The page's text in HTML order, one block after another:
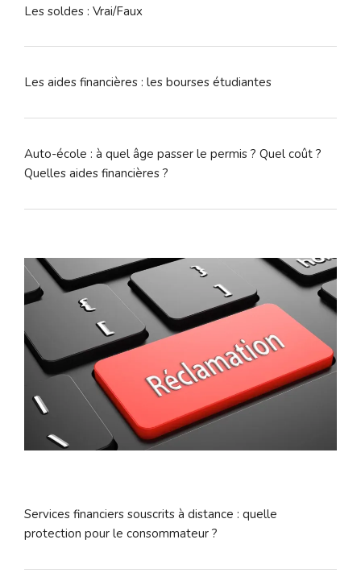
Les soldes : Vrai/Faux
Les aides financières : les bourses étudiantes
Auto-école : à quel âge passer le permis ? Quel coût ?
Quelles aides financières ?
Services financiers souscrits à distance : quelle
protection pour le consommateur ?